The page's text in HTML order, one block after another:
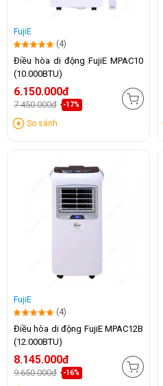
FujiE
(4)
Điều hòa di động FujiE MPAC10
(10.000BTU)
6.150.000đ
7.450.000đ -17%
So sánh
FujiE
(4)
Điều hòa di động FujiE MPAC12B
(12.000BTU)
8.145.000đ
9.650.000đ -16%